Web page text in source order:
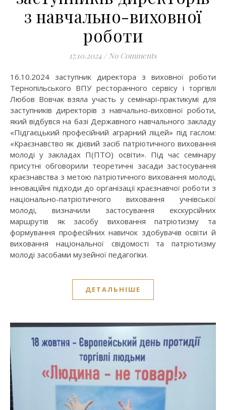
з навчально-виховної
роботи
17.10.2024 / No Comments
16.10.2024 заступник директора з виховної роботи
Тернопільського ВПУ ресторанного сервісу і торгівлі
Любов Вовчак взяла участь у семінарі-практикумі для
заступників директорів з навчально-виховної роботи,
який відбувся на базі Державного навчального закладу
«Підгаєцький професійний аграрний ліцей» під гаслом:
«Краєзнавство як дієвий засіб патріотичного виховання
молоді у закладах П(ПТО) освіти». Під час семінару
присутні обговорили теоретичні засади застосування
краєзнавства з метою патріотичного виховання молоді,
інноваційні підходи до організації краєзнавчої роботи з
національно-патріотичного виховання учнівської
молоді, визначили застосування екскурсійних
маршрутів як засобу виховання патріотизму та
формування професійних навичок здобувачів освіти й
виховання національної свідомості та патріотизму
молоді засобами музейної педагогіки.
ДЕТАЛЬНІШЕ